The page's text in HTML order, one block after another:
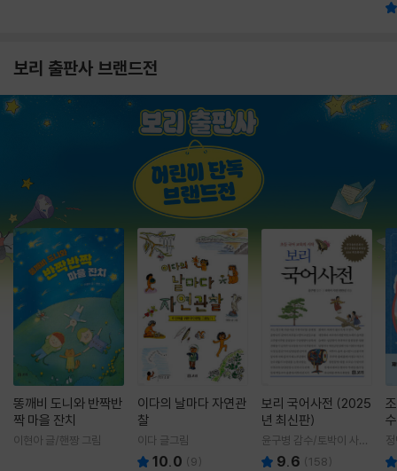
보리 출판사 브랜드전
똥깨비 도니와 반짝반
짝 마을 잔치
이현아 글/핸짱 그림
이다의 날마다 자연관
찰
이다 글그림
10.0 (9)
보리 국어사전 (2025
년 최신판)
윤구병 감수/토박이 사전
편찬실 편
9.6 (158)